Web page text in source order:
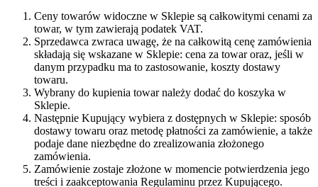
Ceny towarów widoczne w Sklepie są całkowitymi cenami za
towar, w tym zawierają podatek VAT.
Sprzedawca zwraca uwagę, że na całkowitą cenę zamówienia
składają się wskazane w Sklepie: cena za towar oraz, jeśli w
danym przypadku ma to zastosowanie, koszty dostawy
towaru.
Wybrany do kupienia towar należy dodać do koszyka w
Sklepie.
Następnie Kupujący wybiera z dostępnych w Sklepie: sposób
dostawy towaru oraz metodę płatności za zamówienie, a także
podaje dane niezbędne do zrealizowania złożonego
zamówienia.
Zamówienie zostaje złożone w momencie potwierdzenia jego
treści i zaakceptowania Regulaminu przez Kupującego.